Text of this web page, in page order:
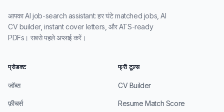
आपका AI job-search assistant: हर घंटे matched jobs, AI
CV builder, instant cover letters, और ATS-ready
PDFs। सबसे पहले अप्लाई करें।
प्रोडक्ट
जॉब्स
फ़ीचर्स
फ्री टूल्स
CV Builder
Resume Match Score